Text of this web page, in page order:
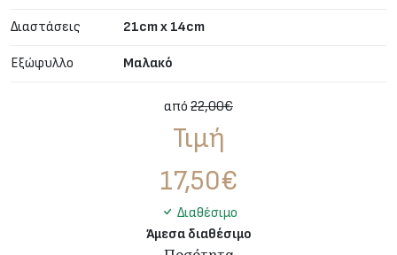
Διαστάσεις 21cm x 14cm
Εξώφυλλο Μαλακό
από 22,00€
Τιμή
17,50€
Διαθέσιμο
Άμεσα διαθέσιμο